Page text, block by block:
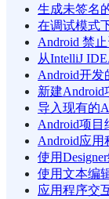
生成未签名
在调试模式
Android 禁
从IntelliJ
Android开发
新建Android
导入现有的
Android项目
Android应
使用
使用文本编
应用程序交